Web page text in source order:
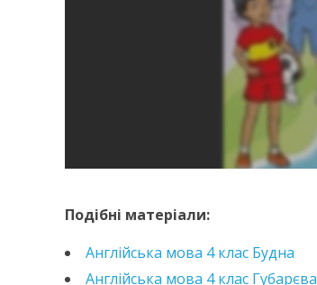
Подібні матеріали:
Англійська мова 4 клас Будна
Англійська мова 4 клас Губарєва